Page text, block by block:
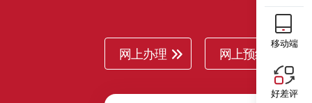
网上办理 网上预约
移动端
好差评